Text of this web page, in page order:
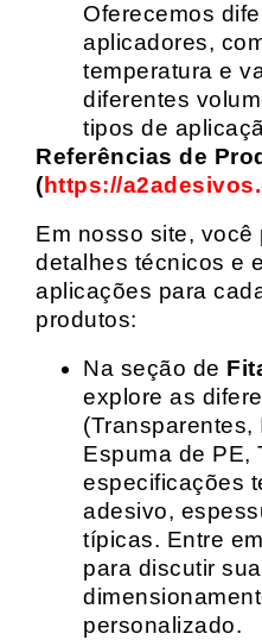
Oferecemos
aplicadores,
temperatura e
diferentes
tipos de
Referências de
(https://
Em nosso site,
detalhes técnicos e
aplicações para
produtos:
Na seção de
explore as
(Transparentes,
Espuma de PE,
especificações
adesivo,
típicas. Entre
para discutir
personalizado.